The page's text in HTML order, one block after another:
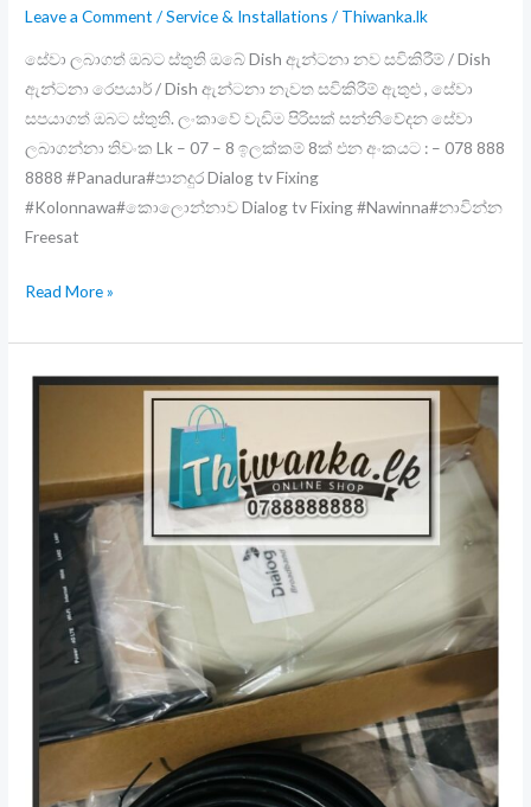
Router
Dialog
4g
Outdoor
2.0
Freesat
Tv
Leave a Comment /Service & Installations / Thiwanka.lk
සේවා ලබාගත් ඔබට ස්තුති ඔබේ Dish ඇන්ටනා නව සවිකිරීම් / Dish
ඇන්ටනා රෙපයාර් / Dish ඇන්ටනා නැවත සවිකිරීම් ඇතුළු , සේවා
සපයාගත් ඔබට ස්තුති. ලංකාවේ වැඩිම පිරිසක් සන්නිවේදන සේවා
ලබාගන්නා තිවංක Lk – 07 – 8 ඉලක්කම් 8ක් එන අංකයට : – 078 888
8888 #Panadura#පානදුර Dialog tv Fixing
#Kolonnawa#කොලොන්නාව Dialog tv Fixing #Nawinna#නාවින්න
Freesat
Dialog
Fixing
Read More »